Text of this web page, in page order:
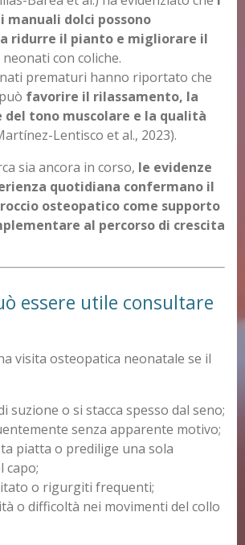
dolci possono
ridurre il pianto e migliorare il
neonati con coliche.
prematuri hanno riportato che
favorire il rilassamento, la
del tono muscolare e la qualità
Lentisco et al., 2023).
sia ancora in corso, le evidenze
quotidiana confermano il
osteopatico come supporto
al percorso di crescita
essere utile consultare
visita osteopatica neonatale se il
suzione o si stacca spesso dal seno;
senza apparente motivo;
piatta o predilige una sola
capo;
o rigurgiti frequenti;
o difficoltà nei movimenti del collo